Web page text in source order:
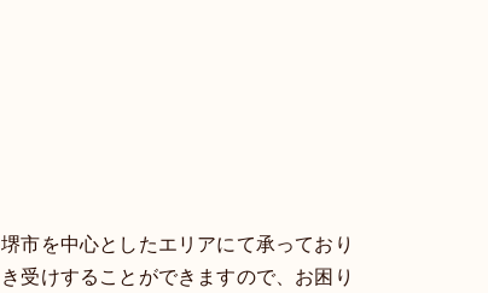
市を中心としたエリアにて承っており
受けすることができますので、お困り